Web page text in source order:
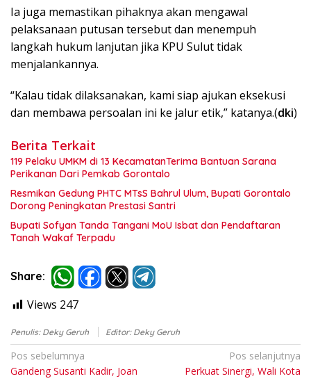
Ia juga memastikan pihaknya akan mengawal
pelaksanaan putusan tersebut dan menempuh
langkah hukum lanjutan jika KPU Sulut tidak
menjalankannya.
“Kalau tidak dilaksanakan, kami siap ajukan eksekusi
dan membawa persoalan ini ke jalur etik,” katanya.(dki)
Berita Terkait
119 Pelaku UMKM di 13 KecamatanTerima Bantuan Sarana
Perikanan Dari Pemkab Gorontalo
Resmikan Gedung PHTC MTsS Bahrul Ulum, Bupati Gorontalo
Dorong Peningkatan Prestasi Santri
Bupati Sofyan Tanda Tangani MoU Isbat dan Pendaftaran
Tanah Wakaf Terpadu
Share:
Views 247
Penulis: Deky Geruh Editor: Deky Geruh
Navigasi
pos
Pos sebelumnya
Gandeng Susanti Kadir, Joan
Pos selanjutnya
Perkuat Sinergi, Wali Kota